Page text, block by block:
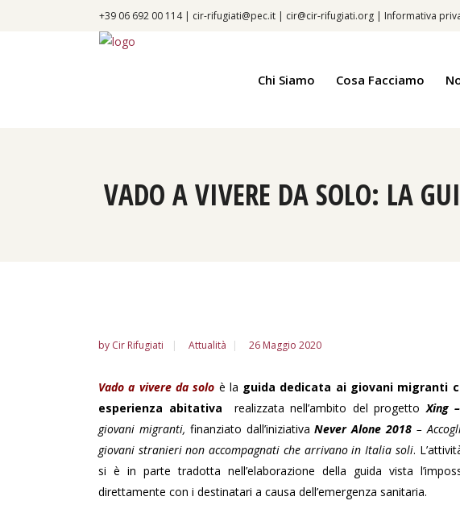
+39 06 692 00 114 | cir-rifugiati@pec.it | cir@cir-rifugiati.org | Informativa
Chi Siamo Cosa Facciamo
VADO A VIVERE DA SOLO: LA
by Cir Rifugiati Attualità 26 Maggio 2020
Vado a vivere da solo è la guida dedicata ai giovani migranti
esperienza abitativa
realizzata nell’ambito del progetto Xing
giovani migranti, finanziato dall’iniziativaNever Alone 2018 –
giovani stranieri non accompagnati che arrivano in Italia soli.
si è in parte tradotta nell’elaborazione della guida vista
direttamente con i destinatari a causa dell’emergenza sanitaria.